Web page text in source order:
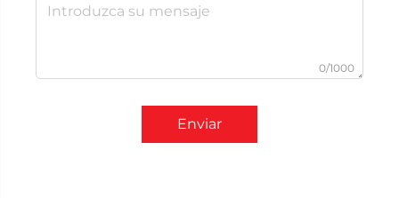
0/1000
Enviar